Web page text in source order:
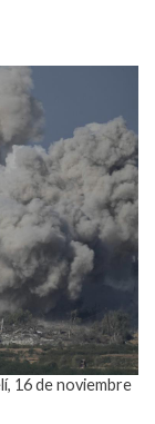
16 de noviembre